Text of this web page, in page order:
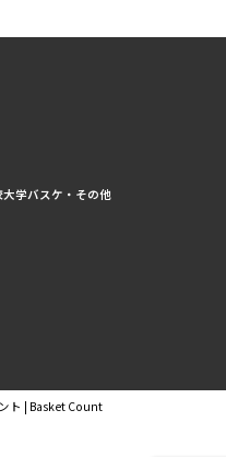
大学バスケ・その他
ト | Basket Count